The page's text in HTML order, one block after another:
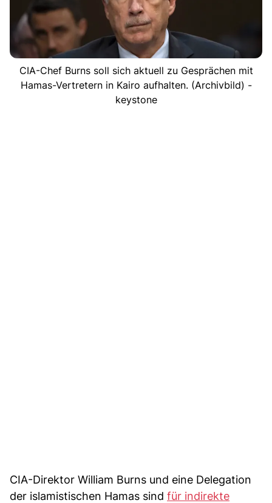
CIA-Chef Burns soll sich aktuell zu Gesprächen mit
Hamas-Vertretern in Kairo aufhalten. (Archivbild) -
keystone
CIA-Direktor William Burns und eine Delegation
der islamistischen Hamas sind für indirekte